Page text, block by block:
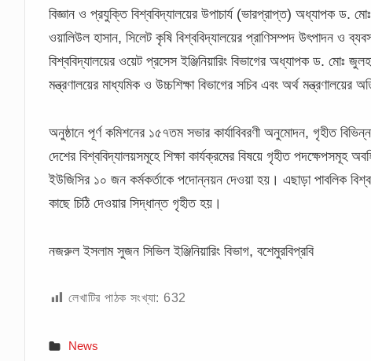
বিজ্ঞান ও প্রযুক্তি বিশ্ববিদ্যালয়ের উপাচার্য (ভারপ্রাপ্ত) অধ্যাপক ড.
ওয়ালিউল হাসান, সিলেট কৃষি বিশ্ববিদ্যালয়ের প্রাণিসম্পদ উৎপাদন ও
বিশ্ববিদ্যালয়ের ওয়েট প্রসেস ইঞ্জিনিয়ারিং বিভাগের অধ্যাপক ড. মোঃ
মন্ত্রণালয়ের মাধ্যমিক ও উচ্চশিক্ষা বিভাগের সচিব এবং অর্থ মন্ত্রণালয়ের
অনুষ্ঠানে পূর্ণ কমিশনের ১৫৭তম সভার কার্যাবিবরণী অনুমোদন, গৃহীত
দেশের বিশ্ববিদ্যালয়সমূহে শিক্ষা কার্যক্রমের বিষয়ে গৃহীত পদক্ষেপসমূহ
ইউজিসির ১০ জন কর্মকর্তাকে পদোন্নয়ন দেওয়া হয়। এছাড়া পাবলিক
কাছে চিঠি দেওয়ার সিদ্ধান্ত গৃহীত হয়।
নজরুল ইসলাম সুজন সিভিল ইঞ্জিনিয়ারিং বিভাগ, বশেমুরবিপ্রবি
লেখাটির পাঠক সংখ্যা: 632
News